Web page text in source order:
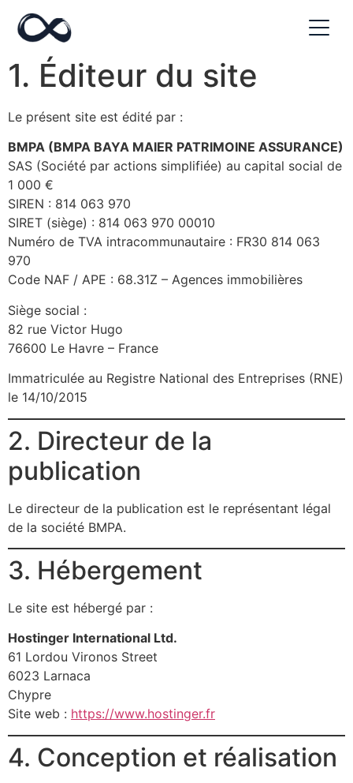
Mentions légales
1. Éditeur du site
Le présent site est édité par :
BMPA (BMPA BAYA MAIER PATRIMOINE ASSURANCE)
SAS (Société par actions simplifiée) au capital social de
1 000 €
SIREN : 814 063 970
SIRET (siège) : 814 063 970 00010
Numéro de TVA intracommunautaire : FR30 814 063
970
Code NAF / APE : 68.31Z – Agences immobilières
Siège social :
82 rue Victor Hugo
76600 Le Havre – France
Immatriculée au Registre National des Entreprises (RNE)
le 14/10/2015
2. Directeur de la
publication
Le directeur de la publication est le représentant légal
de la société BMPA.
3. Hébergement
Le site est hébergé par :
Hostinger International Ltd.
61 Lordou Vironos Street
6023 Larnaca
Chypre
Site web : https://www.hostinger.fr
4. Conception et réalisation